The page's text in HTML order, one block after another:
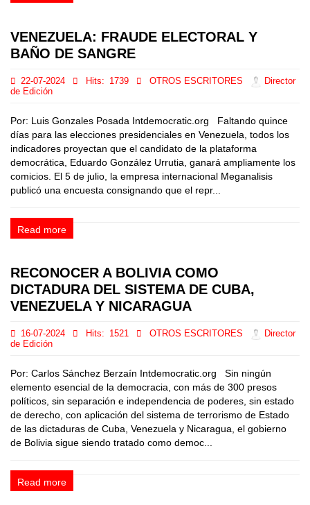
VENEZUELA: FRAUDE ELECTORAL Y
BAÑO DE SANGRE
22-07-2024 Hits: 1739 OTROS ESCRITORES
Director
de Edición
Por: Luis Gonzales Posada Intdemocratic.org Faltando quince
días para las elecciones presidenciales en Venezuela, todos los
indicadores proyectan que el candidato de la plataforma
democrática, Eduardo González Urrutia, ganará ampliamente los
comicios. El 5 de julio, la empresa internacional Meganalisis
publicó una encuesta consignando que el repr...
Read more
RECONOCER A BOLIVIA COMO
DICTADURA DEL SISTEMA DE CUBA,
VENEZUELA Y NICARAGUA
16-07-2024 Hits: 1521 OTROS ESCRITORES
Director
de Edición
Por: Carlos Sánchez Berzaín Intdemocratic.org Sin ningún
elemento esencial de la democracia, con más de 300 presos
políticos, sin separación e independencia de poderes, sin estado
de derecho, con aplicación del sistema de terrorismo de Estado
de las dictaduras de Cuba, Venezuela y Nicaragua, el gobierno
de Bolivia sigue siendo tratado como democ...
Read more